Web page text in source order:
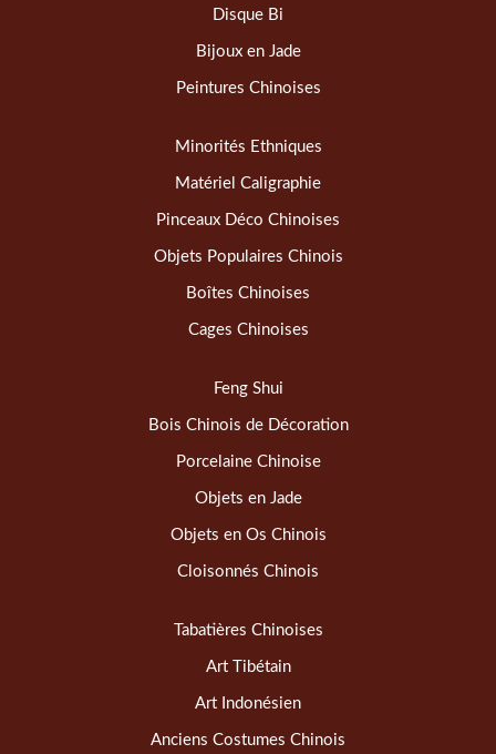
Disque Bi
Bijoux en Jade
Peintures Chinoises
Minorités Ethniques
Matériel Caligraphie
Pinceaux Déco Chinoises
Objets Populaires Chinois
Boîtes Chinoises
Cages Chinoises
Feng Shui
Bois Chinois de Décoration
Porcelaine Chinoise
Objets en Jade
Objets en Os Chinois
Cloisonnés Chinois
Tabatières Chinoises
Art Tibétain
Art Indonésien
Anciens Costumes Chinois